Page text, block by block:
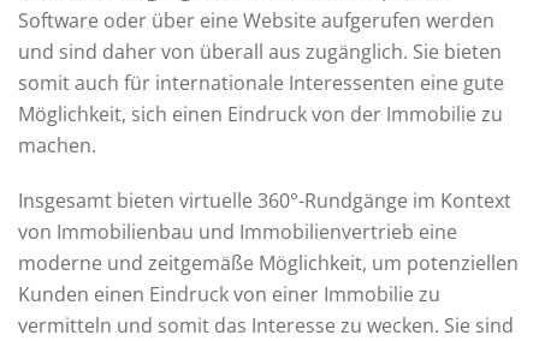
Software oder über eine Website aufgerufen werden
und sind daher von überall aus zugänglich. Sie bieten
somit auch für internationale Interessenten eine gute
Möglichkeit, sich einen Eindruck von der Immobilie zu
machen.
Insgesamt bieten virtuelle 360°-Rundgänge im Kontext
von Immobilienbau und Immobilienvertrieb eine
moderne und zeitgemäße Möglichkeit, um potenziellen
Kunden einen Eindruck von einer Immobilie zu
vermitteln und somit das Interesse zu wecken. Sie sind